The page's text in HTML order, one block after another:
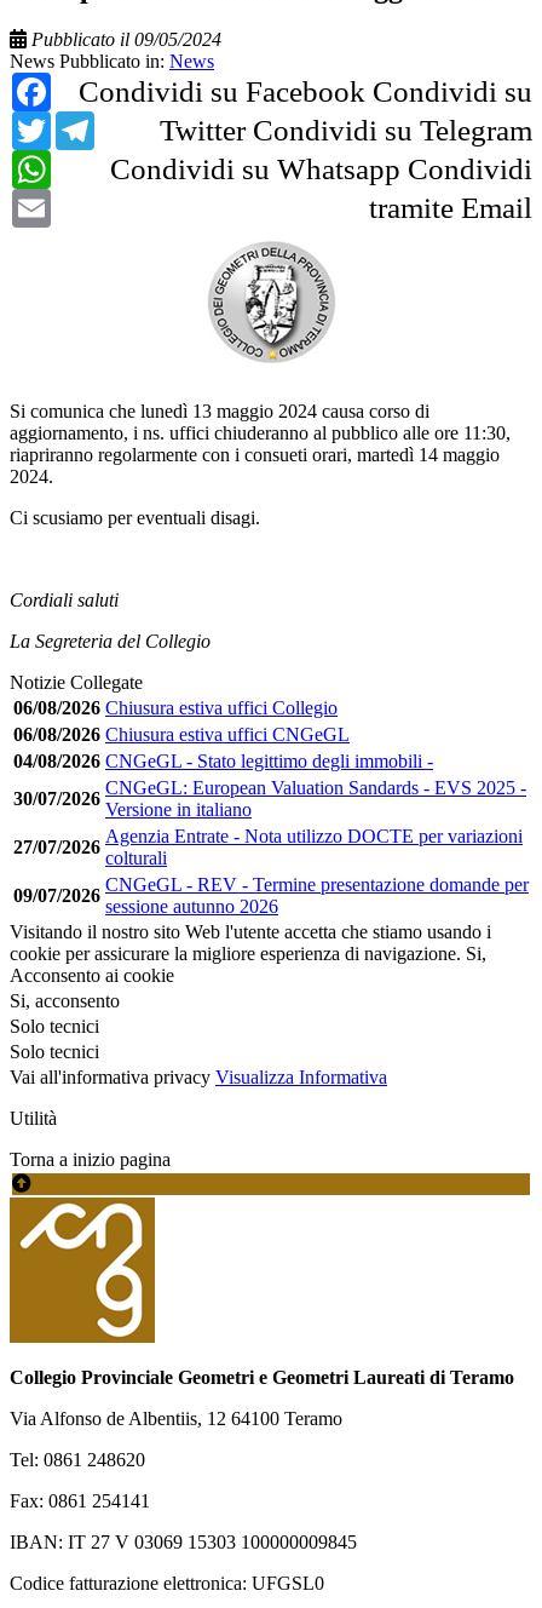
Pubblicato il 09/05/2024
News Pubblicato in: News
Condividi su Facebook
Facebook
Condividi su
Twitter
Twitter Condividi su Telegram
Telegram
Condividi su Whatsapp
WhatsApp
Condividi
tramite Email
Si comunica che lunedì 13 maggio 2024 causa corso di
aggiornamento, i ns. uffici chiuderanno al pubblico alle ore 11:30,
riapriranno regolarmente con i consueti orari, martedì 14 maggio
2024.
Ci scusiamo per eventuali disagi.
Cordiali saluti
La Segreteria del Collegio
Notizie Collegate
06/08/2026 Chiusura estiva uffici Collegio
06/08/2026 Chiusura estiva uffici CNGeGL
04/08/2026 CNGeGL - Stato legittimo degli immobili -
30/07/2026
CNGeGL: European Valuation Sandards - EVS 2025 -
Versione in italiano
27/07/2026
Agenzia Entrate - Nota utilizzo DOCTE per variazioni
colturali
09/07/2026
CNGeGL - REV - Termine presentazione domande per
sessione autunno 2026
Visitando il nostro sito Web l'utente accetta che stiamo usando i
cookie per assicurare la migliore esperienza di navigazione. Si,
Acconsento ai cookie
Si, acconsento
Solo tecnici
Solo tecnici
Vai all'informativa privacy Visualizza Informativa
Utilità
Torna a inizio pagina
Collegio Provinciale Geometri e Geometri Laureati di Teramo
Via Alfonso de Albentiis, 12 64100 Teramo
Tel: 0861 248620
Fax: 0861 254141
IBAN: IT 27 V 03069 15303 100000009845
Codice fatturazione elettronica: UFGSL0